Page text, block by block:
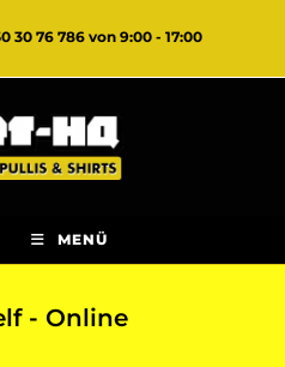
30 76 786 von 9:00 - 17:00
MENÜ
- Online